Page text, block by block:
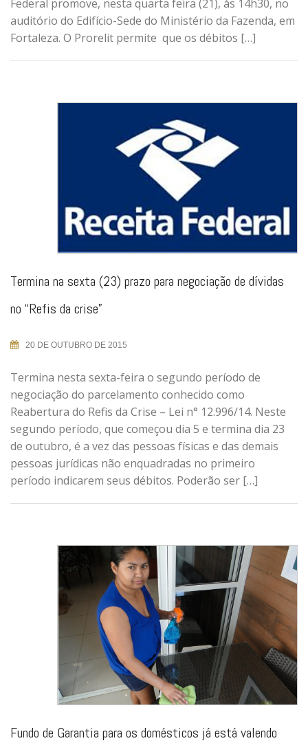
Federal promove, nesta quarta feira (21), às 14h30, no
auditório do Edifício-Sede do Ministério da Fazenda, em
Fortaleza. O Prorelit permite que os débitos […]
Termina na sexta (23) prazo para negociação de dívidas
no “Refis da crise”
20 DE OUTUBRO DE 2015
Termina nesta sexta-feira o segundo período de
negociação do parcelamento conhecido como
Reabertura do Refis da Crise – Lei n° 12.996/14. Neste
segundo período, que começou dia 5 e termina dia 23
de outubro, é a vez das pessoas físicas e das demais
pessoas jurídicas não enquadradas no primeiro
período indicarem seus débitos. Poderão ser […]
Fundo de Garantia para os domésticos já está valendo